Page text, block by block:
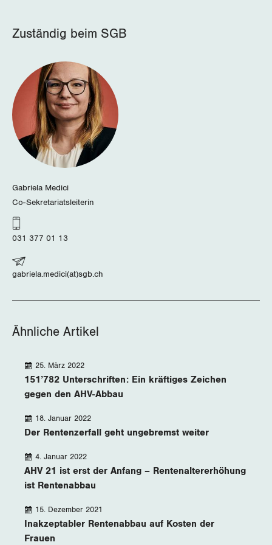
Tessin
Thurgau
Uri
Waadt
Wallis
Zuständig beim SGB
Gabriela Medici
Co-Sekretariatsleiterin
031 377 01 13
gabriela.medici(at)sgb.ch
Ähnliche Artikel
151’782 Unterschriften: Ein kräftiges Zeichen
gegen den AHV-Abbau
25. März 2022
Der Rentenzerfall geht ungebremst weiter
18. Januar 2022
AHV 21 ist erst der Anfang – Rentenaltererhöhung
ist Rentenabbau
4. Januar 2022
Inakzeptabler Rentenabbau auf Kosten der
Frauen
15. Dezember 2021